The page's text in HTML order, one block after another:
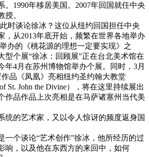
。1990年移居美国。2007年回国就任中央
授。
时谈论徐冰？这位从纽约回国担任中央
，从2013年底开始，频繁在世界各地举办
办的《桃花源的理想一定要实现》之
型个展“徐冰：回顾展”正在台北美术馆在
年4月在苏州博物馆举办个展。同时，3月
品《凤凰》亮相纽约圣约翰大教堂
of St. John the Divine），将在这里持续展出
作品作品上次亮相是在马萨诸塞州当代美
统的艺术家，又以令人惊讶的频度返身国
一个谈论“艺术创作”徐冰，他所经历的过
响，以及他在东西方的来回中，如何